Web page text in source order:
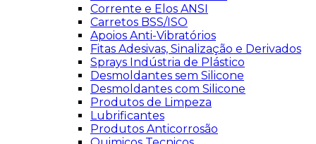
Corrente e Elos ANSI
Carretos BSS/ISO
Apoios Anti-Vibratórios
Fitas Adesivas, Sinalização e Derivados
Sprays Indústria de Plástico
Desmoldantes sem Silicone
Desmoldantes com Silicone
Produtos de Limpeza
Lubrificantes
Produtos Anticorrosão